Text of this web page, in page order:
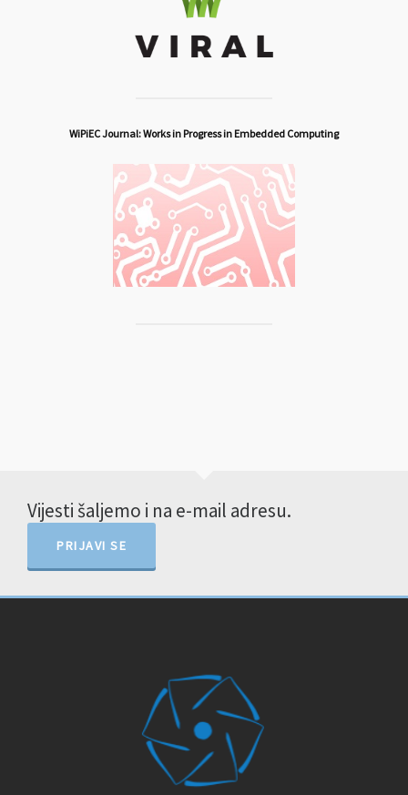
WiPiEC Journal: Works in Progress in Embedded Computing
Vijesti šaljemo i na e-mail adresu.
PRIJAVI SE